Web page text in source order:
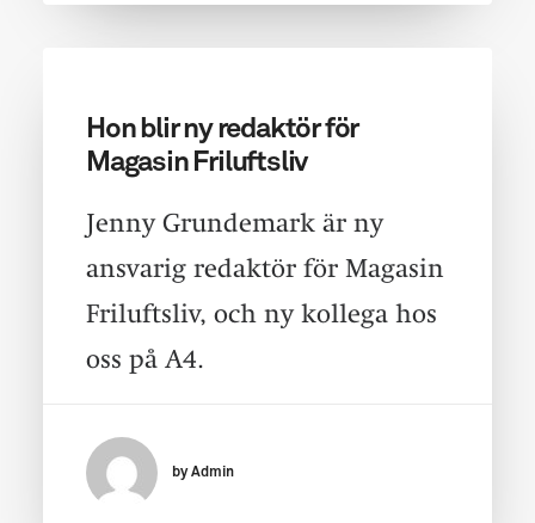
Hon blir ny redaktör för
Magasin Friluftsliv
Jenny Grundemark är ny
ansvarig redaktör för Magasin
Friluftsliv, och ny kollega hos
oss på A4.
by Admin